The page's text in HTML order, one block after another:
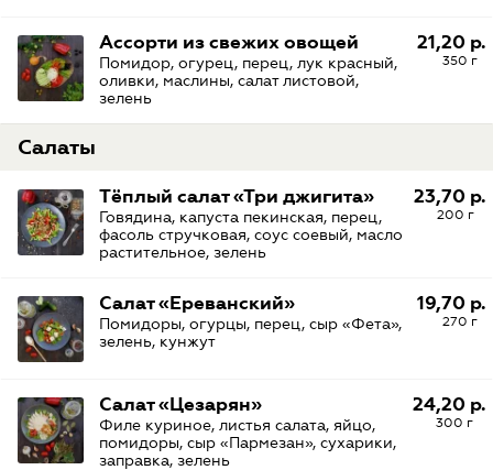
21,20 р.
350 г
Ассорти из свежих овощей
Помидор, огурец, перец, лук красный,
оливки, маслины, салат листовой,
зелень
Салаты
23,70 р.
200 г
Тёплый салат «Три джигита»
Говядина, капуста пекинская, перец,
фасоль стручковая, соус соевый, масло
растительное, зелень
19,70 р.
270 г
Салат «Ереванский»
Помидоры, огурцы, перец, сыр «Фета»,
зелень, кунжут
24,20 р.
300 г
Салат «Цезарян»
Филе куриное, листья салата, яйцо,
помидоры, сыр «Пармезан», сухарики,
заправка, зелень